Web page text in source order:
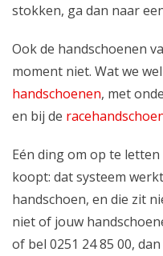
stokken, ga dan naar
Ook de handschoenen
moment niet. Wat we
handschoenen, met
en bij de
Eén ding om op te
koopt: dat systeem
handschoen, en die zit
niet of jouw
of bel 0251 24 85 00,